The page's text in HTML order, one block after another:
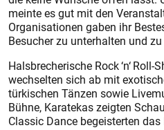
meinte es gut mit den
Organisationen gaben ihr
Besucher zu unterhalten und
Halsbrecherische Rock ‘n‘
wechselten sich ab mit
türkischen Tänzen sowie
Bühne, Karatekas zeigten
Classic Dance begeisterten